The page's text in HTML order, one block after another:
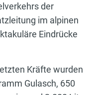
der
im alpinen
Eindrücke
Kräfte wurden
Gulasch, 650